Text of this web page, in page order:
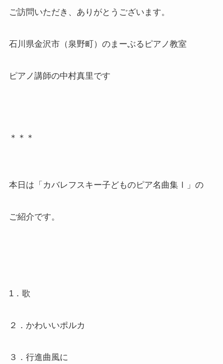
ご訪問いただき、ありがとうございます。
石川県金沢市（泉野町）のまーぶるピアノ教室
ピアノ講師の中村真里です
＊＊＊
本日は「カバレフスキー子どものピア名曲集Ⅰ」の
ご紹介です。
1．歌
２．かわいいポルカ
３．行進曲風に